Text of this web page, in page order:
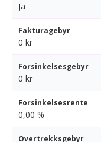
Ja
Fakturagebyr
0 kr
Forsinkelsesgebyr
0 kr
Forsinkelsesrente
0,00 %
Overtrekksgebyr